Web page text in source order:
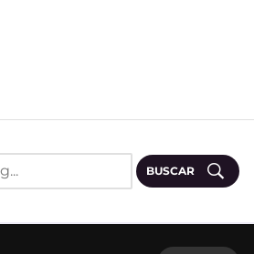
BUSCAR